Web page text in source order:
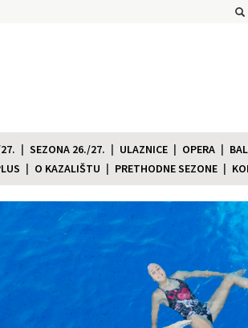
SEZONA 26./27. ULAZNICE OPERA
O KAZALIŠTU PRETHODNE SEZONE